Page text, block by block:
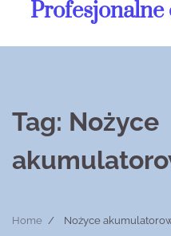
content
Tag: Nożyce
Home Nożyce